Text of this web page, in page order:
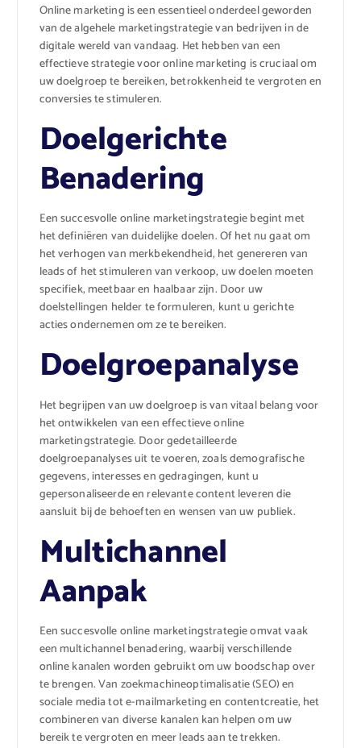
Online marketing is een essentieel onderdeel geworden
van de algehele marketingstrategie van bedrijven in de
digitale wereld van vandaag. Het hebben van een
effectieve strategie voor online marketing is cruciaal om
uw doelgroep te bereiken, betrokkenheid te vergroten en
conversies te stimuleren.
Doelgerichte
Benadering
Een succesvolle online marketingstrategie begint met
het definiëren van duidelijke doelen. Of het nu gaat om
het verhogen van merkbekendheid, het genereren van
leads of het stimuleren van verkoop, uw doelen moeten
specifiek, meetbaar en haalbaar zijn. Door uw
doelstellingen helder te formuleren, kunt u gerichte
acties ondernemen om ze te bereiken.
Doelgroepanalyse
Het begrijpen van uw doelgroep is van vitaal belang voor
het ontwikkelen van een effectieve online
marketingstrategie. Door gedetailleerde
doelgroepanalyses uit te voeren, zoals demografische
gegevens, interesses en gedragingen, kunt u
gepersonaliseerde en relevante content leveren die
aansluit bij de behoeften en wensen van uw publiek.
Multichannel
Aanpak
Een succesvolle online marketingstrategie omvat vaak
een multichannel benadering, waarbij verschillende
online kanalen worden gebruikt om uw boodschap over
te brengen. Van zoekmachineoptimalisatie (SEO) en
sociale media tot e-mailmarketing en contentcreatie, het
combineren van diverse kanalen kan helpen om uw
bereik te vergroten en meer leads aan te trekken.